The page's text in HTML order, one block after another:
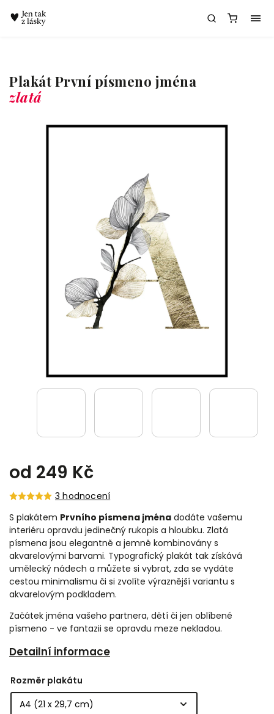
Plakát První písmeno jména
zlatá
od 249 Kč
3 hodnocení
S plakátem Prvního písmena jména dodáte vašemu
interiéru opravdu jedinečný rukopis a hloubku. Zlatá
písmena jsou elegantně a jemně kombinovány s
akvarelovými barvami. Typografický plakát tak získává
umělecký nádech a můžete si vybrat, zda se vydáte
cestou minimalismu či si zvolíte výraznější variantu s
akvarelovým podkladem.
Začátek jména vašeho partnera, dětí či jen oblíbené
písmeno - ve fantazii se opravdu meze nekladou.
Detailní informace
Rozměr plakátu